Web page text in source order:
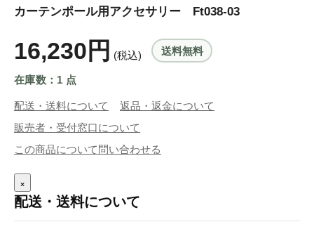
カーテンポール用アクセサリー Ft038-03
16,230円 (税込) 送料無料
在庫数：1 点
配送・送料について
返品・返金について
販売者・受付窓口について
この商品について問い合わせる
×
配送・送料について